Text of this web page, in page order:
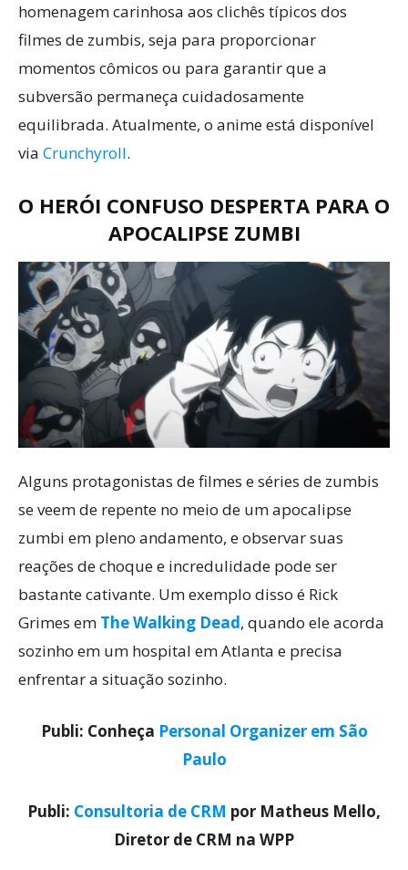
homenagem carinhosa aos clichês típicos dos
filmes de zumbis, seja para proporcionar
momentos cômicos ou para garantir que a
subversão permaneça cuidadosamente
equilibrada. Atualmente, o anime está disponível
via Crunchyroll.
O HERÓI CONFUSO DESPERTA PARA O
APOCALIPSE ZUMBI
Alguns protagonistas de filmes e séries de zumbis
se veem de repente no meio de um apocalipse
zumbi em pleno andamento, e observar suas
reações de choque e incredulidade pode ser
bastante cativante. Um exemplo disso é Rick
Grimes em The Walking Dead, quando ele acorda
sozinho em um hospital em Atlanta e precisa
enfrentar a situação sozinho.
Publi: Conheça Personal Organizer em São
Paulo
Publi: Consultoria de CRM por Matheus Mello,
Diretor de CRM na WPP